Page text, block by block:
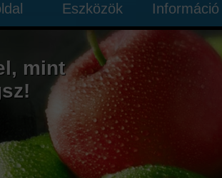
Eszközök Információ
mint